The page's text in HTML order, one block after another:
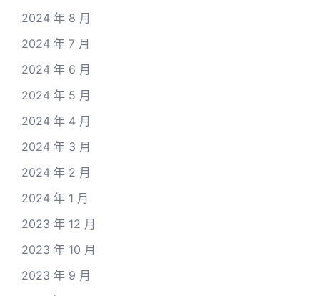
2024 年 8 月
2024 年 7 月
2024 年 6 月
2024 年 5 月
2024 年 4 月
2024 年 3 月
2024 年 2 月
2024 年 1 月
2023 年 12 月
2023 年 10 月
2023 年 9 月